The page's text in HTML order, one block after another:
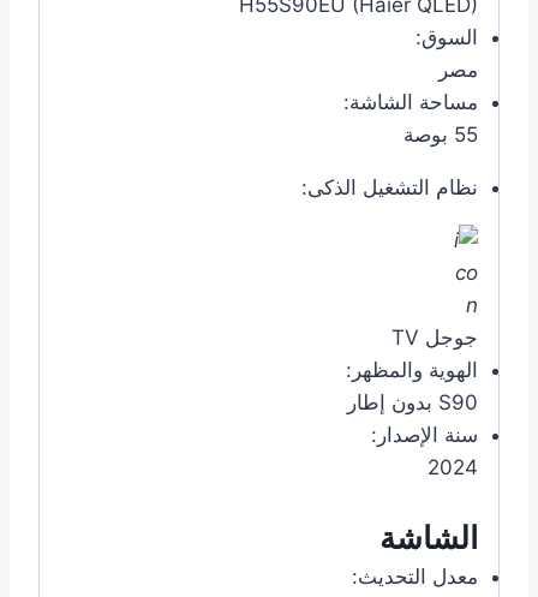
السوق:
مصر
مساحة الشاشة:
55 بوصة
نظام التشغيل الذكى:
جوجل TV
الهوية والمظهر:
S90 بدون إطار
سنة الإصدار:
2024
الشاشة
معدل التحديث: